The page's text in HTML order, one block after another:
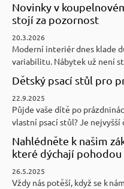
Novinky v
stojí za pozornost
20.3.2026
Moderní interiér dnes klade
variabilitu. Nábytek už není
Dětský psací stůl pro
22.9.2025
Půjde vaše dítě po
vlastní psací stůl? Je nejvyšší
Nahlédněte k našim
které dýchají pohodou
26.5.2025
Vždy nás potěší, když se k